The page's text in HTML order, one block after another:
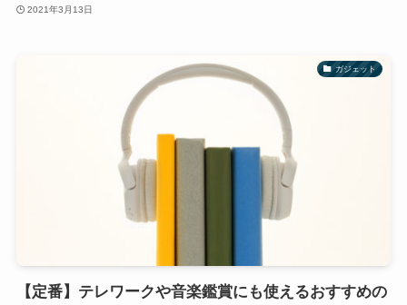
2021年3月13日
ガジェット
【定番】テレワークや音楽鑑賞にも使えるおすすめの